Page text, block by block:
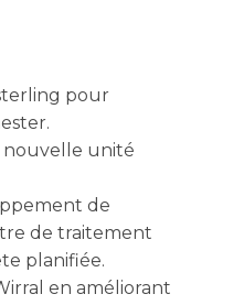
pour
nouvelle unité
de
de traitement
planifiée.
en améliorant